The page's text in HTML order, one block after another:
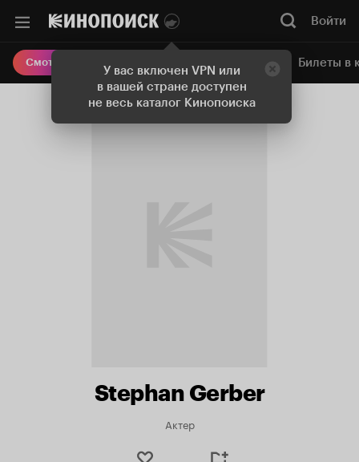
У вас включен VPN или
в вашей стране доступен
не весь каталог Кинопоиска
Войти
Смотреть кино Онлайн-кинотеатр Билеты в
Stephan Gerber
Актер